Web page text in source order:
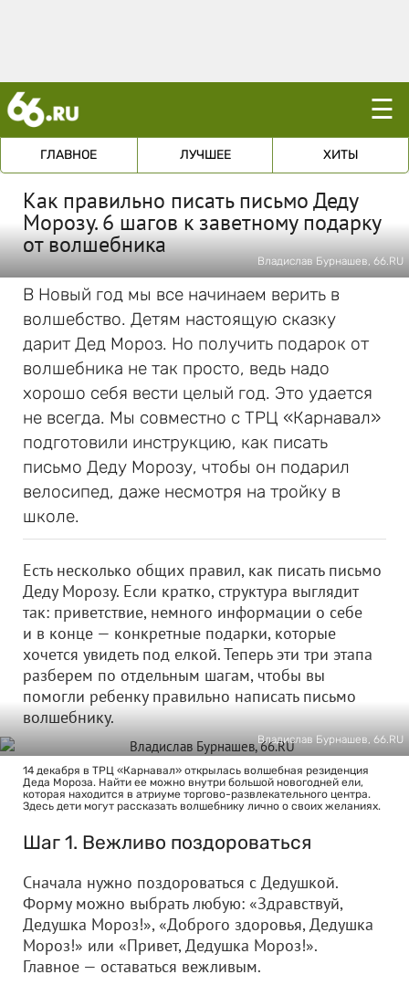
☰
ГЛАВНОЕ ЛУЧШЕЕ ХИТЫ
Как правильно писать письмо Деду
Морозу. 6 шагов к заветному подарку
от волшебника
Владислав Бурнашев, 66.RU
В Новый год мы все начинаем верить в
волшебство. Детям настоящую сказку
дарит Дед Мороз. Но получить подарок от
волшебника не так просто, ведь надо
хорошо себя вести целый год. Это удается
не всегда. Мы совместно с ТРЦ «Карнавал»
подготовили инструкцию, как писать
письмо Деду Морозу, чтобы он подарил
велосипед, даже несмотря на тройку в
школе.
Есть несколько общих правил, как писать письмо
Деду Морозу. Если кратко, структура выглядит
так: приветствие, немного информации о себе
и в конце — конкретные подарки, которые
хочется увидеть под елкой. Теперь эти три этапа
разберем по отдельным шагам, чтобы вы
помогли ребенку правильно написать письмо
волшебнику.
Владислав Бурнашев, 66.RU
14 декабря в ТРЦ «Карнавал» открылась волшебная резиденция
Деда Мороза. Найти ее можно внутри большой новогодней ели,
которая находится в атриуме торгово-развлекательного центра.
Здесь дети могут рассказать волшебнику лично о своих желаниях.
Шаг 1. Вежливо поздороваться
Сначала нужно поздороваться с Дедушкой.
Форму можно выбрать любую: «Здравствуй,
Дедушка Мороз!», «Доброго здоровья, Дедушка
Мороз!» или «Привет, Дедушка Мороз!».
Главное — оставаться вежливым.